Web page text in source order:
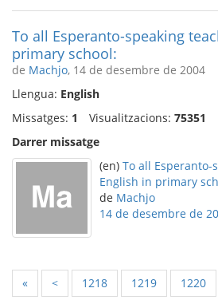
To all Esperanto-speaking
primary school:
de Machjo, 14 de desembre de 2004
Llengua: English
Missatges: 1 Visualitzacions: 75351
Darrer missatge
(en) To all Esperanto-
English in primary
de Machjo
14 de desembre de
« < 1218 1219 1220